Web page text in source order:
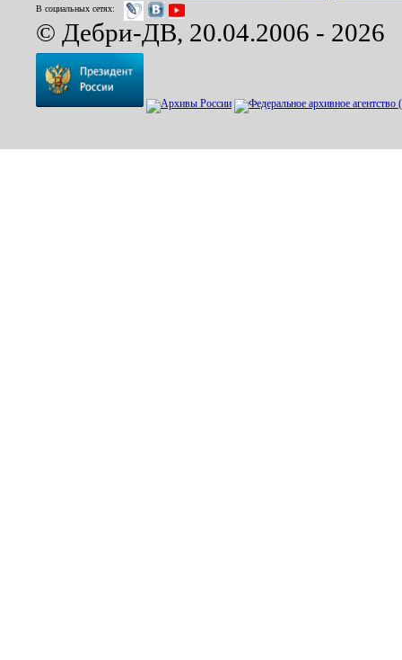
В социальных сетях:
© Дебри-ДВ, 20.04.2006 - 2026